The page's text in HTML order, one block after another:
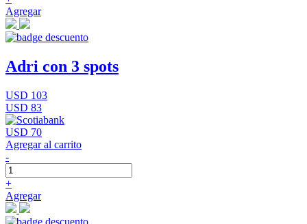
Agregar
Adri con 3 spots
USD 103
USD 83
USD 70
Agregar al carrito
-
+
Agregar